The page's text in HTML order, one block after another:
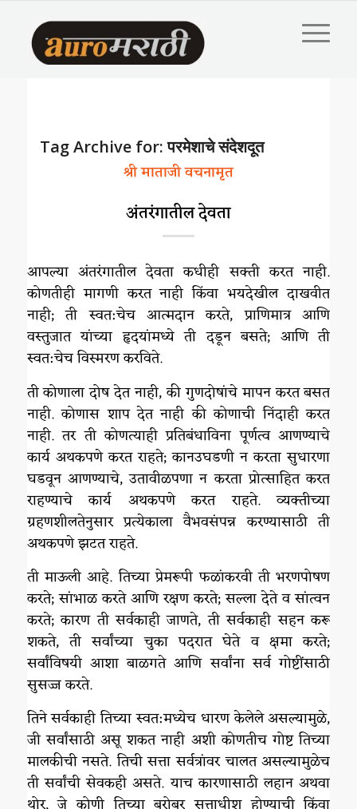
Tag Archive for:परमेशाचे संदेशदूत
श्री माताजी वचनामृत
अंतरंगातील देवता
आपल्या अंतरंगातील देवता कधीही सक्ती करत नाही.
कोणतीही मागणी करत नाही किंवा भयदेखील दाखवीत
नाही; ती स्वत:चेच आत्मदान करते, प्राणिमात्र आणि
वस्तुजात यांच्या हृदयांमध्ये ती दडून बसते; आणि ती
स्वत:चेच विस्मरण करविते.
ती कोणाला दोष देत नाही, की गुणदोषांचे मापन करत बसत
नाही. कोणास शाप देत नाही की कोणाची निंदाही करत
नाही. तर ती कोणत्याही प्रतिबंधाविना पूर्णत्व आणण्याचे
कार्य अथकपणे करत राहते; कानउघडणी न करता सुधारणा
घडवून आणण्याचे, उतावीळपणा न करता प्रोत्साहित करत
राहण्याचे कार्य अथकपणे करत राहते. व्यक्तीच्या
ग्रहणशीलतेनुसार प्रत्येकाला वैभवसंपन्न करण्यासाठी ती
अथकपणे झटत राहते.
ती माऊली आहे. तिच्या प्रेमरूपी फळांकरवी ती भरणपोषण
करते; सांभाळ करते आणि रक्षण करते; सल्ला देते व सांत्वन
करते; कारण ती सर्वकाही जाणते, ती सर्वकाही सहन करू
शकते, ती सर्वांच्या चुका पदरात घेते व क्षमा करते;
सर्वांविषयी आशा बाळगते आणि सर्वांना सर्व गोष्टींसाठी
सुसज्ज करते.
तिने सर्वकाही तिच्या स्वत:मध्येच धारण केलेले असल्यामुळे,
जी सर्वांसाठी असू शकत नाही अशी कोणतीच गोष्ट तिच्या
मालकीची नसते. तिची सत्ता सर्वत्रांवर चालत असल्यामुळेच
ती सर्वांची सेवकही असते. याच कारणासाठी लहान अथवा